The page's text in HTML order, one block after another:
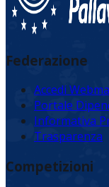
Federazione
Accedi
Portale
Informativa
Trasparenza
Competizioni